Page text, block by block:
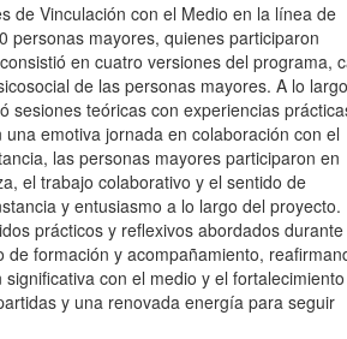
de Vinculación con el Medio en la línea de
personas mayores, quienes participaron
en cuatro versiones del programa,
de las personas mayores. A lo
sesiones teóricas con experiencias
emotiva jornada en colaboración con el
las personas mayores participaron en
el trabajo colaborativo y el sentido de
y entusiasmo a lo largo del proyecto.
prácticos y reflexivos abordados
formación y acompañamiento,
con el medio y el
y una renovada energía para seguir